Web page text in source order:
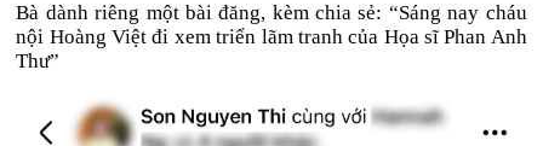
Bà dành riêng một bài đăng, kèm chia sẻ: “Sáng nay cháu
nội Hoàng Việt đi xem triển lãm tranh của Họa sĩ Phan Anh
Thư”